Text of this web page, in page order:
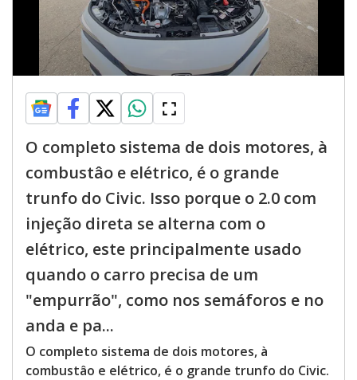
O completo sistema de dois motores, à
combustâo e elétrico, é o grande
trunfo do Civic. Isso porque o 2.0 com
injeção direta se alterna com o
elétrico, este principalmente usado
quando o carro precisa de um
"empurrão", como nos semáforos e no
anda e pa...
O completo sistema de dois motores, à
combustâo e elétrico, é o grande trunfo do Civic.